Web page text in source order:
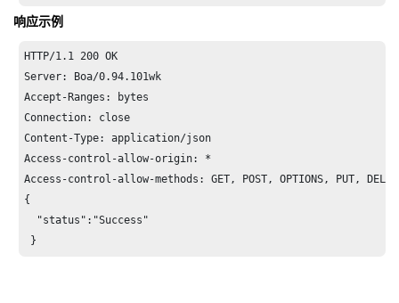
响应示例
HTTP/1.1 200 OK
Server: Boa/0.94.101wk
Accept-Ranges: bytes
Connection: close
Content-Type: application/json
Access-control-allow-origin: *
Access-control-allow-methods: GET, POST, OPTIONS, PUT,
{
  "status":"Success"
}